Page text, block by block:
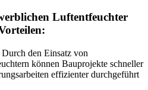
Luftentfeuchter
den Einsatz von
können Bauprojekte schneller
effizienter durchgeführt